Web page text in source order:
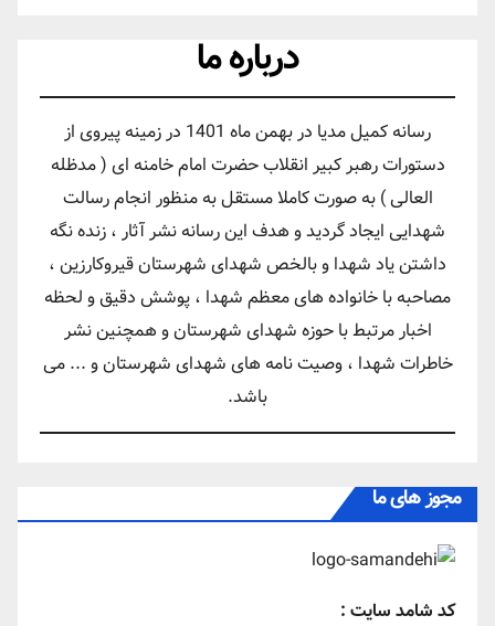
درباره ما
رسانه کمیل مدیا در بهمن ماه 1401 در زمینه پیروی از
دستورات رهبر کبیر انقلاب حضرت امام خامنه ای ( مدظله
العالی ) به صورت کاملا مستقل به منظور انجام رسالت
شهدایی ایجاد گردید و هدف این رسانه نشر آثار ، زنده نگه
داشتن یاد شهدا و بالخص شهدای شهرستان قیروکارزین ،
مصاحبه با خانواده های معظم شهدا ، پوشش دقیق و لحظه
اخبار مرتبط با حوزه شهدای شهرستان و همچنین نشر
خاطرات شهدا ، وصیت نامه های شهدای شهرستان و ... می
باشد.
مجوز های ما
کد شامد سایت :